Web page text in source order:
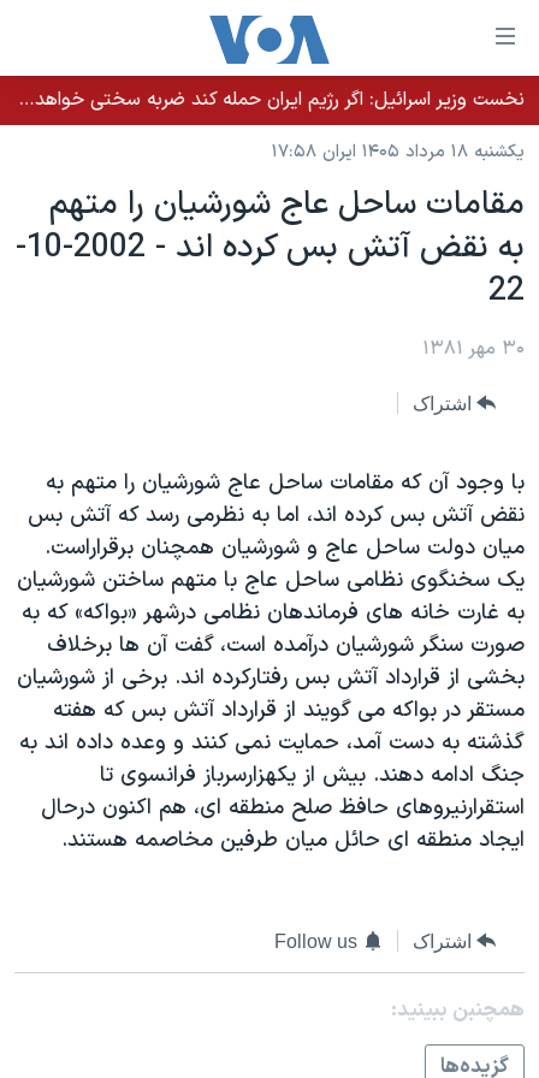
لینکهای
قابل
دسترسی
جهش
محتوای
اصلی
جهش
به
صفحه
جهش
جستجو
خانه
نسخه سبک وب‌سایت
موضوع ها
ایران
آمریکا
جهان
ویژه برنامه‌ها
ویدیوها
فرهنگ و زندگی
حقوق شهروندی
اقتصادی
علم و فناوری
اسرائیل در جنگ
گالری عکس
آرشیو پخش زنده
برنامه های تلویزیونی
جدول برنامه ها
صفحه‌های ویژه
۲۵۰سالگی آمریکا
بایگانی برنامه‌های تلویزیونی
مستندها
انتخابات ریاست جمهوری آمریکا ۲۰۲۴
حمله جمهوری اسلامی به اسرائیل
رمز مهسا
ورزش زنان در ایران
اعتراضات زن، زندگی، آزادی
مجموعه مستندهای دادخواهی
چهل سال گروگان‌گیری
فرکانس‌های صدای آمریکا
یادگیری زبان انگلیسی
دنبال کنید
زبانهای مختلف
نخست وزیر اسرائيل: اگر رژیم ایران حمله کند ضربه سختی خواهد خورد
یکشنبه ۱۸ مرداد ۱۴۰۵ ایران ۱۷:۵۸
مقامات ساحل عاج شورشيان را متهم
به نقض آتش بس کرده اند - 2002-10-
22
۳۰ مهر ۱۳۸۱
اشتراک
با وجود آن که مقامات ساحل عاج شورشيان را متهم به
نقض آتش بس کرده اند، اما به نظرمی رسد که آتش بس
ميان دولت ساحل عاج و شورشيان همچنان برقراراست.
يک سخنگوی نظامی ساحل عاج با متهم ساختن شورشيان
به غارت خانه های فرماندهان نظامی درشهر «بواکه» که به
صورت سنگر شورشيان درآمده است، گفت آن ها برخلاف
بخشی از قرارداد آتش بس رفتارکرده اند. برخی از شورشيان
مستقر در بواکه می گويند از قرارداد آتش بس که هفته
گذشته به دست آمد، حمايت نمی کنند و وعده داده اند به
جنگ ادامه دهند. بيش از يکهزارسرباز فرانسوی تا
استقرارنيروهای حافظ صلح منطقه ای، هم اکنون درحال
ايجاد منطقه ای حائل ميان طرفين مخاصمه هستند.
اشتراک Follow us
همچنبن ببینید:
گزيده‌ها